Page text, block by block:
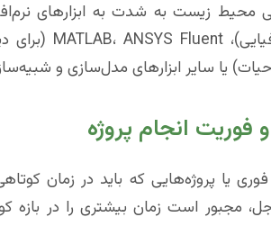
یا سایر ابزارهای مدل‌سازی و
فوریت انجام پروژه
یا پروژه‌هایی که باید در زمان
مجبور است زمان بیشتری را در